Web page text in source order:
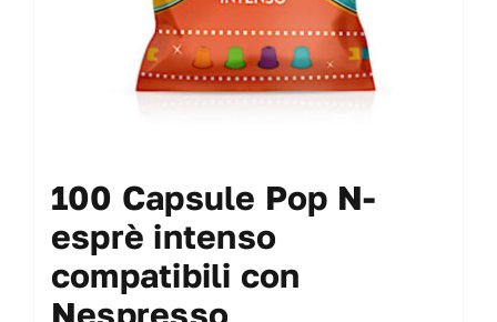
100 Capsule Pop N-
esprè intenso
compatibili con